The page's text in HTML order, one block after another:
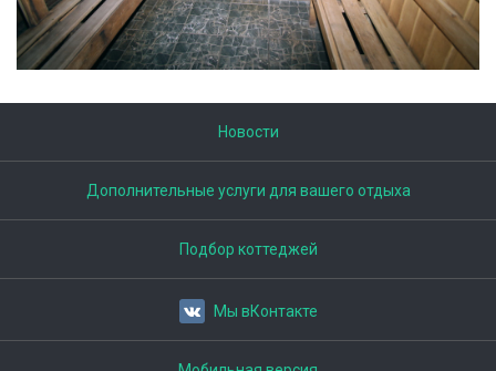
Новости
Дополнительные услуги для вашего отдыха
Подбор коттеджей
Мы вКонтакте